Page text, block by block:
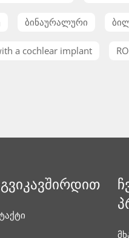
ბინაურალური
a cochlear implant